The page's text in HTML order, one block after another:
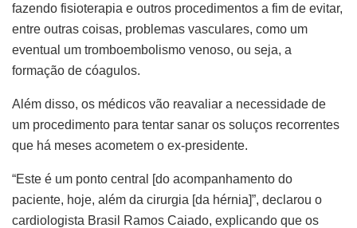
fazendo fisioterapia e outros procedimentos a fim de evitar,
entre outras coisas, problemas vasculares, como um
eventual um tromboembolismo venoso, ou seja, a
formação de cóagulos.
Além disso, os médicos vão reavaliar a necessidade de
um procedimento para tentar sanar os soluços recorrentes
que há meses acometem o ex-presidente.
“Este é um ponto central [do acompanhamento do
paciente, hoje, além da cirurgia [da hérnia]”, declarou o
cardiologista Brasil Ramos Caiado, explicando que os